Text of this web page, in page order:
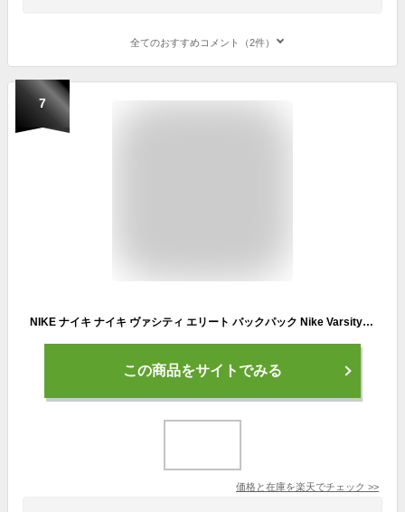
全てのおすすめコメント（2件）
7
NIKE ナイキ ナイキ ヴァシティ エリート バックパック Nike Varsity Elite HM9965-010
この商品をサイトでみる
価格と在庫を楽天でチェック >>